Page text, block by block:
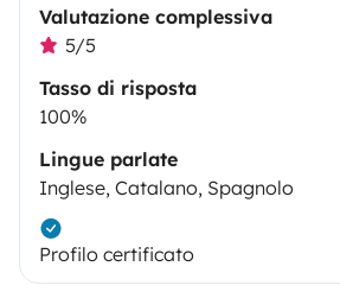
Valutazione complessiva
5/5
Tasso di risposta
100%
Lingue parlate
Inglese, Catalano, Spagnolo
Profilo certificato